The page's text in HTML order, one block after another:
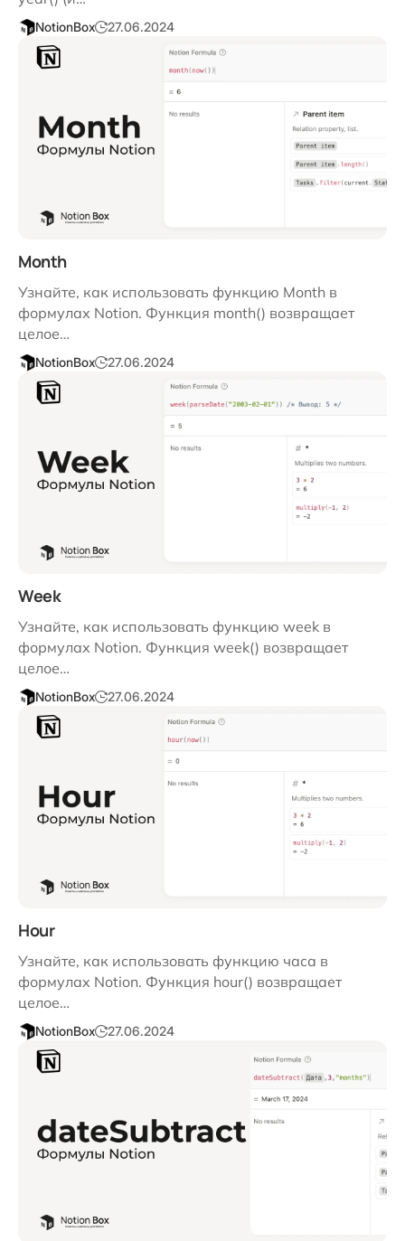
NotionBox 27.06.2024
Month
Узнайте, как использовать функцию Month в
формулах Notion. Функция month() возвращает
целое…
NotionBox 27.06.2024
Week
Узнайте, как использовать функцию week в
формулах Notion. Функция week() возвращает
целое…
NotionBox 27.06.2024
Hour
Узнайте, как использовать функцию часа в
формулах Notion. Функция hour() возвращает
целое…
NotionBox 27.06.2024